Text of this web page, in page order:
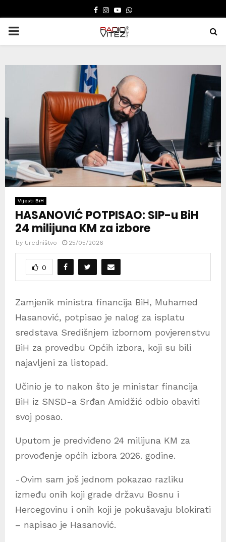
FACEBOOK
INSTAGRAM
YOUTUBE
WHATSAPP
PRIMARY
Vijesti BiH
HASANOVIĆ POTPISAO: SIP-u BiH
24 milijuna KM za izbore
by Uredništvo 25/05/2026
0
Zamjenik ministra financija BiH, Muhamed
Hasanović, potpisao je nalog za isplatu
sredstava Središnjem izbornom povjerenstvu
BiH za provedbu Općih izbora, koji su bili
najavljeni za listopad.
Učinio je to nakon što je ministar financija
BiH iz SNSD-a Srđan Amidžić odbio obaviti
svoj posao.
Uputom je predviđeno 24 milijuna KM za
provođenje općih izbora 2026. godine.
-Ovim sam još jednom pokazao razliku
između onih koji grade državu Bosnu i
Hercegovinu i onih koji je pokušavaju blokirati
– napisao je Hasanović.